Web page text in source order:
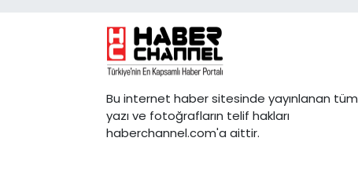
Bu internet haber sitesinde yayınlanan tüm
yazı ve fotoğrafların telif hakları
haberchannel.com'a aittir.